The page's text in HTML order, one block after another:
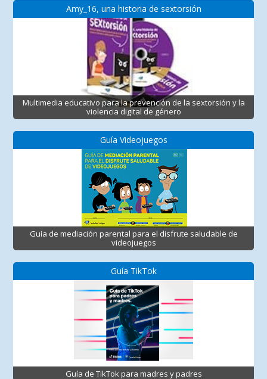
Amy_16, una historia de sextorsión
Multimedia educativo para la prevención de la sextorsión y la
violencia digital de género
Guía Videojuegos
Guía de mediación parental para el disfrute saludable de
videojuegos
Guía TikTok
Guía de TikTok para madres y padres